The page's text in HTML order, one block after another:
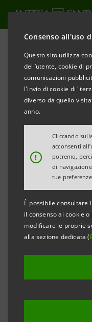
Consenso all'uso
Questo sito utilizza
dell’utente, cookie di
comunicazioni
l'invio di cookie di
diverso da quello
anno.
!
Cliccando
acconsenti
potremo,
di
tue
È possibile
il consenso ai cookie
modificare le proprie
alla sezione dedicata (
Comunicati stampa
STAMPA AGGIORNA
The Banker
aggiudica il
aggiudicata il
dell’autorevole
londinese THE
corso della
ieri a Londra.
Il premio,
‘standard for
quali l'approccio
solida
patrimoniali e di
nel rispondere alle